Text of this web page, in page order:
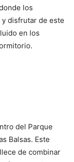
los
disfrutar de este
en los
del Parque
Balsas. Este
de combinar